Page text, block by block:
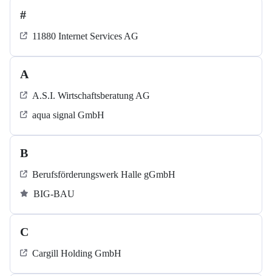
#
11880 Internet Services AG
A
A.S.I. Wirtschaftsberatung AG
aqua signal GmbH
B
Berufsförderungswerk Halle gGmbH
BIG-BAU
C
Cargill Holding GmbH